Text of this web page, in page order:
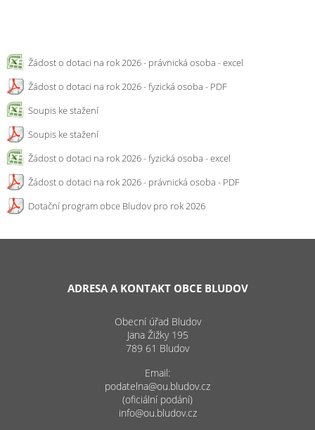
Žádost o dotaci na rok 2026 - právnická osoba - excel
Žádost o dotaci na rok 2026 - fyzická osoba - PDF
Soupis ke stažení
Soupis ke stažení
Žádost o dotaci na rok 2026 - fyzická osoba - excel
Žádost o dotaci na rok 2026 - právnická osoba - PDF
Dotační program obce Bludov pro rok 2026
ADRESA A KONTAKT OBCE BLUDOV
Obecní úřad Bludov
Jana Žižky 195
789 61 Bludov
Email:
podatelna@ou.bludov.cz
(oficiální podání)
info@ou.bludov.cz